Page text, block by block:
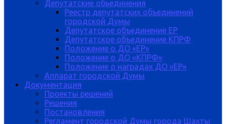
Депутатские обьединения
Реестр депутатских объединений
городской Думы
Депутатское объединение ЕР
Депутатское объединение КПРФ
Положение о ДО «ЕР»
Положение о ДО «КПРФ»
Положение о наградах ДО «ЕР»
Аппарат городской Думы
Документация
Проекты решений
Решения
Постановления
Регламент городской Думы города Шахты